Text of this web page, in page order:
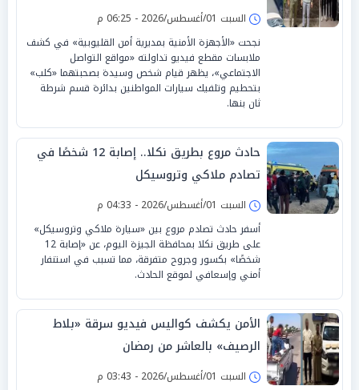
السبت 01/أغسطس/2026 - 06:25 م
نجحت «الأجهزة الأمنية بمديرية أمن القليوبية» في كشف
ملابسات مقطع فيديو تداولته «مواقع التواصل
الاجتماعي»، يظهر قيام شخص وسيدة بصحبتهما «كلب»
بتحطيم وتلفيك سيارات المواطنين بدائرة قسم شرطة
ثان بنها.
حادث مروع بطريق نكلا.. إصابة 12 شخصًا في
تصادم ملاكي وتروسيكل
السبت 01/أغسطس/2026 - 04:33 م
أسفر حادث تصادم مروع بين «سيارة ملاكي وتروسيكل»
على طريق نكلا بمحافظة الجيزة اليوم، عن «إصابة 12
شخصًا» بكسور وجروح متفرقة، مما تسبب في استنفار
أمني وإسعافي لموقع الحادث.
الأمن يكشف كواليس فيديو سرقة «بلاط
الرصيف» بالعاشر من رمضان
السبت 01/أغسطس/2026 - 03:43 م